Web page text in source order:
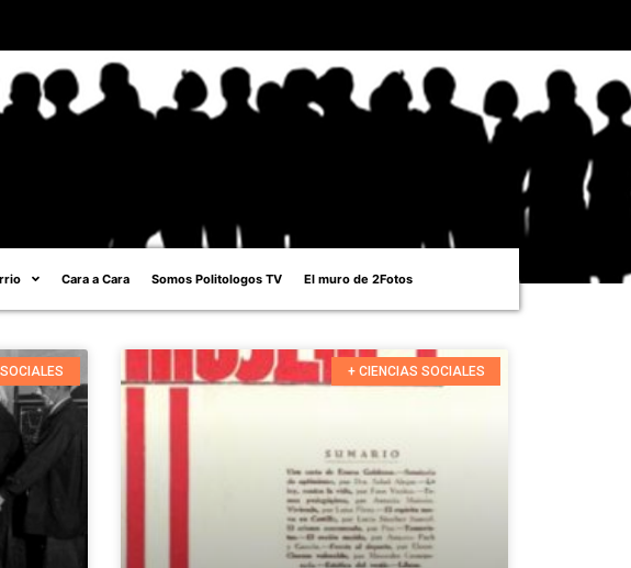
Cara a Cara Somos Politologos TV El muro de 2Fotos
+ CIENCIAS SOCIALES